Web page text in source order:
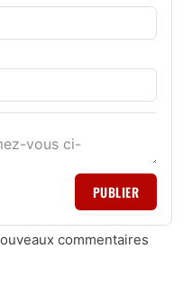
PUBLIER
commentaires